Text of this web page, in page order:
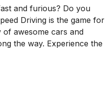
and furious? Do you
Driving is the game for
awesome cars and
the way. Experience the